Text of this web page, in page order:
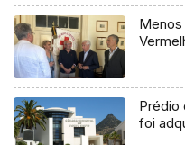
Menos
Prédio
foi